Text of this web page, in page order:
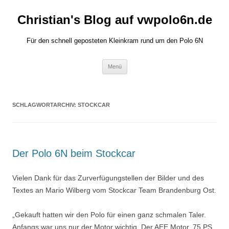
springen
Christian's Blog auf vwpolo6n.de
Für den schnell geposteten Kleinkram rund um den Polo 6N
Menü
SCHLAGWORTARCHIV: STOCKCAR
Der Polo 6N beim Stockcar
Vielen Dank für das Zurverfügungstellen der Bilder und des
Textes an Mario Wilberg vom Stockcar Team Brandenburg Ost.
„Gekauft hatten wir den Polo für einen ganz schmalen Taler.
Anfangs war uns nur der Motor wichtig. Der AEE Motor. 75 PS,